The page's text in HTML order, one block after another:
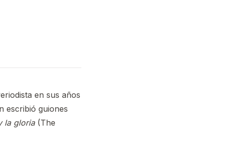
en sus años
escribió guiones
la gloria(The